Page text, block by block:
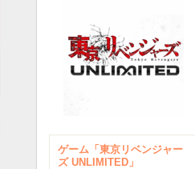
ゲーム「東京リベンジャー
ズ UNLIMITED」